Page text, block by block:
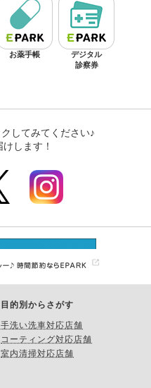
目的別からさがす
手洗い洗車対応店舗
コーティング対応店舗
室内清掃対応店舗